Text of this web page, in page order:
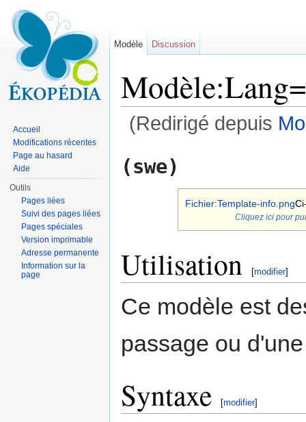
(Redirigé depuis
(swe)
Fichier:Template-info.png
Cliquez ici pour
Utilisation [modifier]
Ce modèle est
passage ou
Syntaxe [modifier]
Modèle Discussion
Accueil
Modifications récentes
Page au hasard
Aide
Outils
Pages liées
Suivi des pages liées
Pages spéciales
Version imprimable
Adresse permanente
Information sur la
page